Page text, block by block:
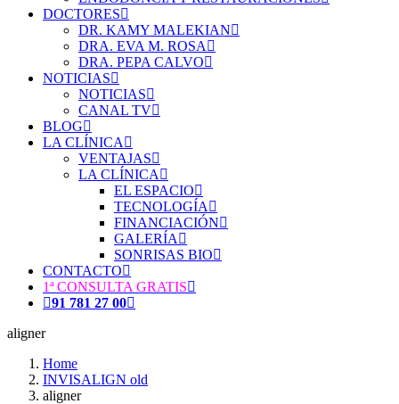
DOCTORES
DR. KAMY MALEKIAN
DRA. EVA M. ROSA
DRA. PEPA CALVO
NOTICIAS
NOTICIAS
CANAL TV
BLOG
LA CLÍNICA
VENTAJAS
LA CLÍNICA
EL ESPACIO
TECNOLOGÍA
FINANCIACIÓN
GALERÍA
SONRISAS BIO
CONTACTO
1ª CONSULTA GRATIS
91 781 27 00
aligner
Home
INVISALIGN old
aligner